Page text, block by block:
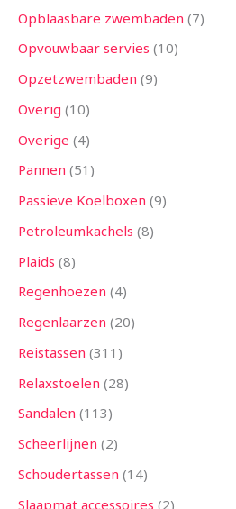
Opblaasbare zwembaden 7
Opvouwbaar servies 10
Opzetzwembaden 9
Overig 10
Overige 4
Pannen 51
Passieve Koelboxen 9
Petroleumkachels 8
Plaids 8
Regenhoezen 4
Regenlaarzen 20
Reistassen 311
Relaxstoelen 28
Sandalen 113
Scheerlijnen 2
Schoudertassen 14
Slaapmat accessoires 2